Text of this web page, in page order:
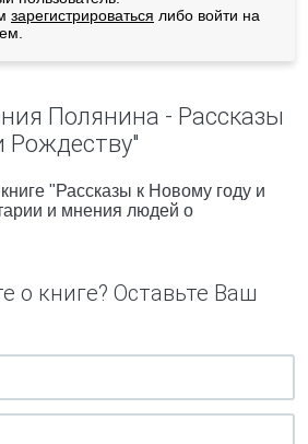
зарегистрироваться либо войти на
Полянина - Рассказы
Рождеству"
"Рассказы к Новому году и
и мнения людей о
о книге? Оставьте Ваш